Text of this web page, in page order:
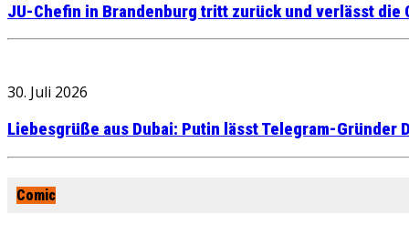
JU-Chefin in Brandenburg tritt zurück und verlässt die
30. Juli 2026
Liebesgrüße aus Dubai: Putin lässt Telegram-Gründer
Comic